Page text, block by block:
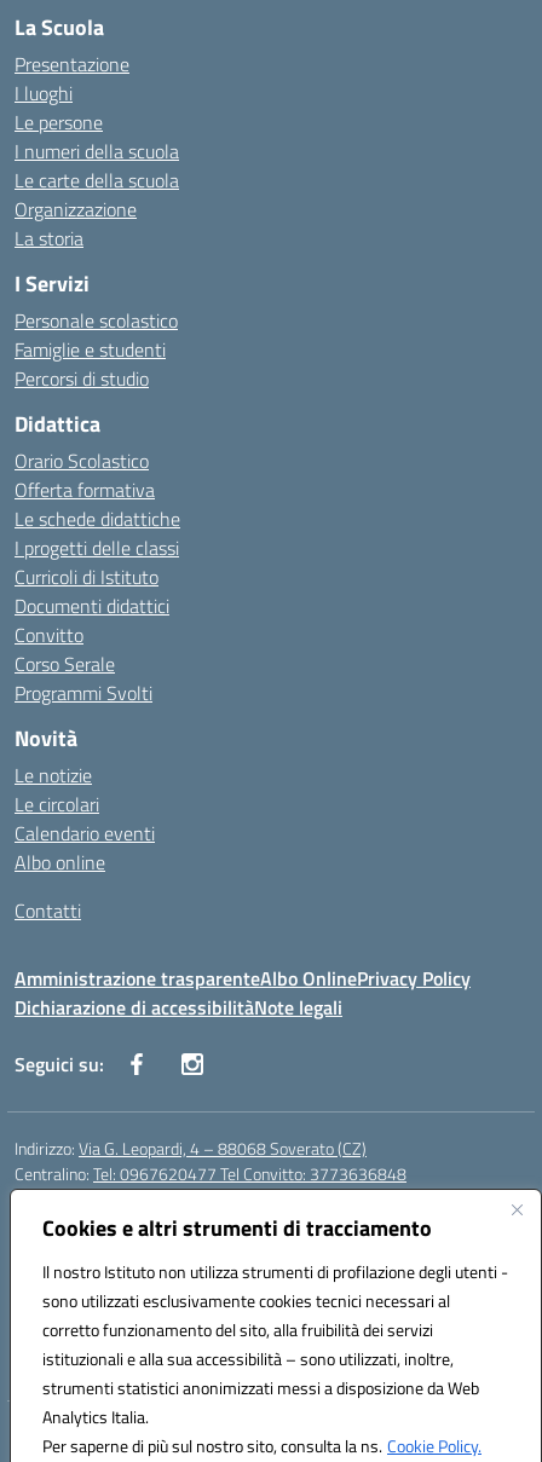
Cookies e altri strumenti di tracciamento
Il nostro Istituto non utilizza strumenti di profilazione degli utenti -
sono utilizzati esclusivamente cookies tecnici necessari al
corretto funzionamento del sito, alla fruibilità dei servizi
istituzionali e alla sua accessibilità – sono utilizzati, inoltre,
strumenti statistici anonimizzati messi a disposizione da Web
Analytics Italia.
Per saperne di più sul nostro sito, consulta la ns.Cookie Policy.
La Scuola
Presentazione
I luoghi
Le persone
I numeri della scuola
Le carte della scuola
Organizzazione
La storia
I Servizi
Personale scolastico
Famiglie e studenti
Percorsi di studio
Didattica
Orario Scolastico
Offerta formativa
Le schede didattiche
I progetti delle classi
Curricoli di Istituto
Documenti didattici
Convitto
Corso Serale
Programmi Svolti
Novità
Le notizie
Le circolari
Calendario eventi
Albo online
Contatti
Amministrazione trasparenteAlbo OnlinePrivacy Policy
Dichiarazione di accessibilitàNote legali
Seguici su:
Indirizzo:Via G. Leopardi, 4 – 88068 Soverato (CZ)
Centralino:Tel: 0967620477 Tel Convitto: 3773636848
Email:
Posta elettronica certificata (PEC):czrh04000q@pec.istruzione.it
Codice fiscale: 84000690796
Codice meccanografico:CZRH04000Q
Codice Indice delle Pubbliche Amministrazioni (IPA): istsc_czrh04000q
Codice unico di fatturazione (CUF): UF9M13
Hosting & Powered by 3D Solution S.r.l.